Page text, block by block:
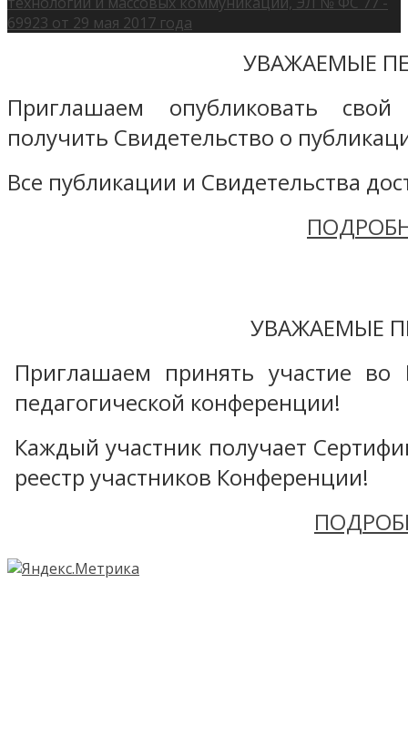
69923 от 29 мая 2017 года
УВАЖАЕМЫЕ
Приглашаем опубликовать
получить Свидетельство о
Все публикации и Свидетельства
УВАЖАЕМЫЕ
Приглашаем принять участие во
педагогической конференции!
Каждый участник получает
реестр участников Конференции!